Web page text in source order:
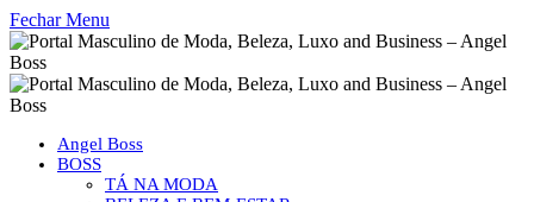
Fechar Menu
Angel Boss
BOSS
TÁ NA MODA